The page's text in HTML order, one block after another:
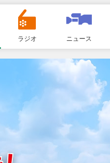
ラジオ ニュース